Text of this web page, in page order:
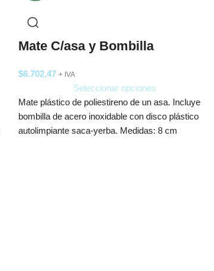
Mate C/asa y Bombilla
$6.702,47 + IVA
Seleccionar opciones
Mate plástico de poliestireno de un asa. Incluye
bombilla de acero inoxidable con disco plástico
autolimpiante saca-yerba. Medidas: 8 cm